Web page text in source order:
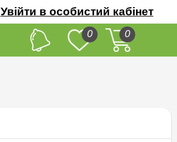
Увійти в особистий кабінет
0 0